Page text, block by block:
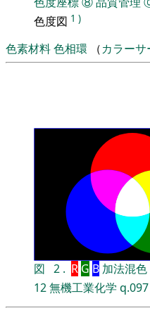
色度図 1 )
色素材料色相環 （カラー
図 2 . R G B 加法混色
12無機工業化学 q.097